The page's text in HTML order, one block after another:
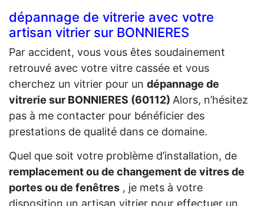
dépannage de vitrerie avec votre
artisan vitrier sur BONNIERES
Par accident, vous vous êtes soudainement
retrouvé avec votre vitre cassée et vous
cherchez un vitrier pour un dépannage de
vitrerie sur BONNIERES (60112) Alors, n’hésitez
pas à me contacter pour bénéficier des
prestations de qualité dans ce domaine.
Quel que soit votre problème d’installation, de
remplacement ou de changement de vitres de
portes ou de fenêtres , je mets à votre
disposition un artisan vitrier pour effectuer un